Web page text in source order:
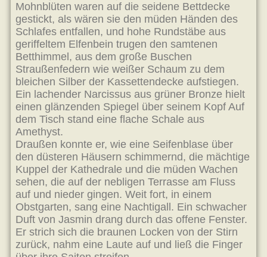
Mohnblüten waren auf die seidene Bettdecke
gestickt, als wären sie den müden Händen des
Schlafes entfallen, und hohe Rundstäbe aus
geriffeltem Elfenbein trugen den samtenen
Betthimmel, aus dem große Buschen
Straußenfedern wie weißer Schaum zu dem
bleichen Silber der Kassettendecke aufstiegen.
Ein lachender Narcissus aus grüner Bronze hielt
einen glänzenden Spiegel über seinem Kopf Auf
dem Tisch stand eine flache Schale aus
Amethyst.
Draußen konnte er, wie eine Seifenblase über
den düsteren Häusern schimmernd, die mächtige
Kuppel der Kathedrale und die müden Wachen
sehen, die auf der nebligen Terrasse am Fluss
auf und nieder gingen. Weit fort, in einem
Obstgarten, sang eine Nachtigall. Ein schwacher
Duft von Jasmin drang durch das offene Fenster.
Er strich sich die braunen Locken von der Stirn
zurück, nahm eine Laute auf und ließ die Finger